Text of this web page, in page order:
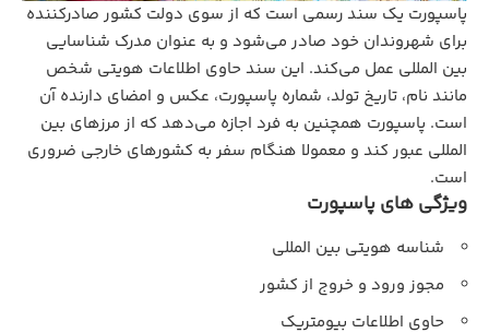
پاسپورت یک سند رسمی است که از سوی دولت کشور صادرکننده
برای شهروندان خود صادر می‌شود و به عنوان مدرک شناسایی
بین‌ المللی عمل می‌کند. این سند حاوی اطلاعات هویتی شخص
مانند نام، تاریخ تولد، شماره پاسپورت، عکس و امضای دارنده آن
است. پاسپورت همچنین به فرد اجازه می‌دهد که از مرزهای بین‌
المللی عبور کند و معمولا هنگام سفر به کشورهای خارجی ضروری
است.
ویژگی‌ های پاسپورت
شناسه هویتی بین‌ المللی
مجوز ورود و خروج از کشور
حاوی اطلاعات بیومتریک